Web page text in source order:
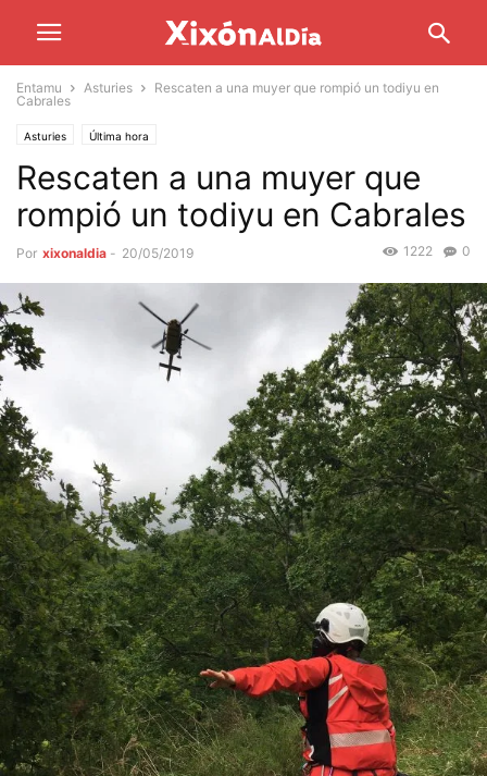
Entamu Asturies
Rescaten a una muyer que rompió un todiyu en
Cabrales
Asturies Última hora
Rescaten a una muyer que
rompió un todiyu en Cabrales
Por xixonaldia - 20/05/2019 0
1222